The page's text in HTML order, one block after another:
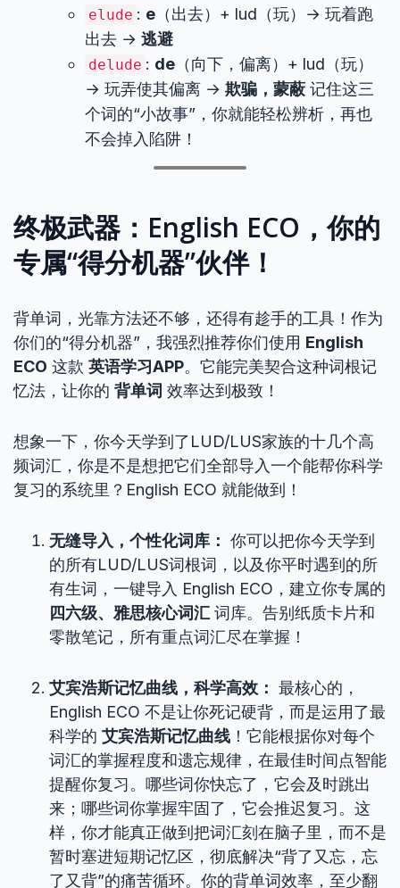
elude : e （出去）+ lud（玩）→ 玩着跑
出去 → 逃避
delude : de （向下，偏离）+ lud（玩）
→ 玩弄使其偏离 → 欺骗，蒙蔽 记住这三
个词的“小故事”，你就能轻松辨析，再也
不会掉入陷阱！
终极武器：English ECO，你的
专属“得分机器”伙伴！
背单词，光靠方法还不够，还得有趁手的工具！作为
你们的“得分机器”，我强烈推荐你们使用 English
ECO 这款 英语学习APP。它能完美契合这种词根记
忆法，让你的 背单词 效率达到极致！
想象一下，你今天学到了LUD/LUS家族的十几个高
频词汇，你是不是想把它们全部导入一个能帮你科学
复习的系统里？English ECO 就能做到！
无缝导入，个性化词库： 你可以把你今天学到
的所有LUD/LUS词根词，以及你平时遇到的所
有生词，一键导入 English ECO，建立你专属的
四六级、雅思核心词汇 词库。告别纸质卡片和
零散笔记，所有重点词汇尽在掌握！
艾宾浩斯记忆曲线，科学高效： 最核心的，
English ECO 不是让你死记硬背，而是运用了最
科学的 艾宾浩斯记忆曲线 ！它能根据你对每个
词汇的掌握程度和遗忘规律，在最佳时间点智能
提醒你复习。哪些词你快忘了，它会及时跳出
来；哪些词你掌握牢固了，它会推迟复习。这
样，你才能真正做到把词汇刻在脑子里，而不是
暂时塞进短期记忆区，彻底解决“背了又忘，忘
了又背”的痛苦循环。你的背单词效率，至少翻